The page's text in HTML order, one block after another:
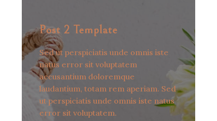
Post 2 Template
Sed ut perspiciatis unde omnis iste
natus error sit voluptatem
accusantium doloremque
laudantium, totam rem aperiam. Sed
ut perspiciatis unde omnis iste natus
error sit voluptatem.